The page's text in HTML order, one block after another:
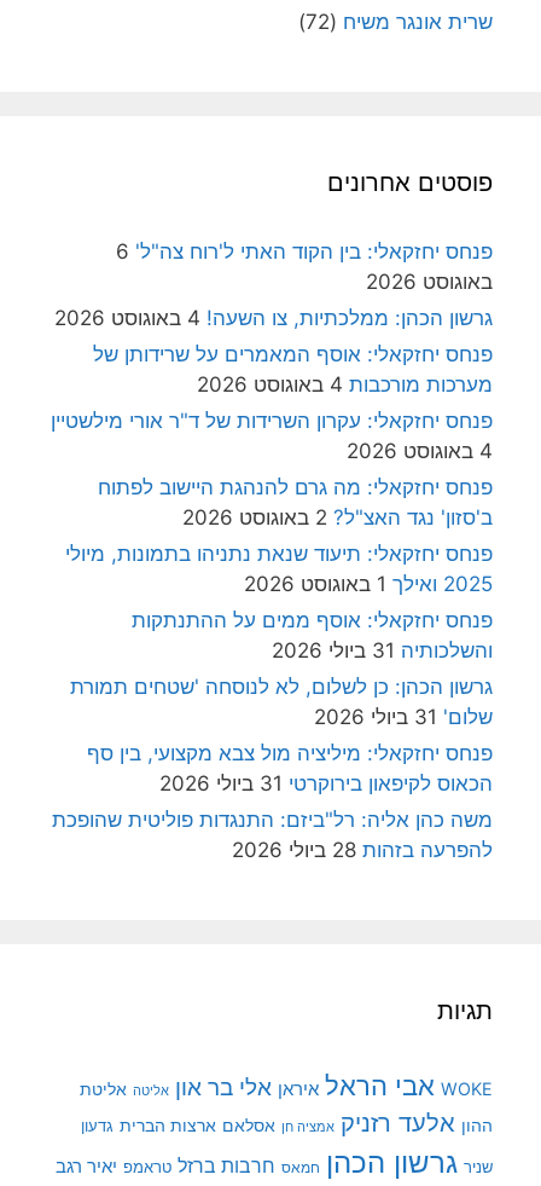
שרית אונגר משיח (72)
פוסטים אחרונים
פנחס יחזקאלי: בין הקוד האתי ל'רוח צה"ל' 6
באוגוסט 2026
גרשון הכהן: ממלכתיות, צו השעה! 4 באוגוסט 2026
פנחס יחזקאלי: אוסף המאמרים על שרידותן של
מערכות מורכבות 4 באוגוסט 2026
פנחס יחזקאלי: עקרון השרידות של ד"ר אורי מילשטיין
4 באוגוסט 2026
פנחס יחזקאלי: מה גרם להנהגת היישוב לפתוח
ב'סזון' נגד האצ"ל? 2 באוגוסט 2026
פנחס יחזקאלי: תיעוד שנאת נתניהו בתמונות, מיולי
2025 ואילך
1 באוגוסט 2026
פנחס יחזקאלי: אוסף ממים על ההתנתקות
והשלכותיה 31 ביולי 2026
גרשון הכהן: כן לשלום, לא לנוסחה 'שטחים תמורת
שלום' 31 ביולי 2026
פנחס יחזקאלי: מיליציה מול צבא מקצועי, בין סף
הכאוס לקיפאון בירוקרטי 31 ביולי 2026
משה כהן אליה: רל"ביזם: התנגדות פוליטית שהופכת
להפרעה בזהות 28 ביולי 2026
תגיות
WOKE אבי הראל איראן אלי בר און אליטה אליטת
ההון אלעד רזניק אמציה חן אסלאם ארצות הברית גדעון
שניר גרשון הכהן חמאס חרבות ברזל טראמפ יאיר רגב